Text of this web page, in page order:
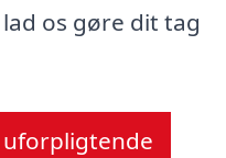
os gøre dit tag